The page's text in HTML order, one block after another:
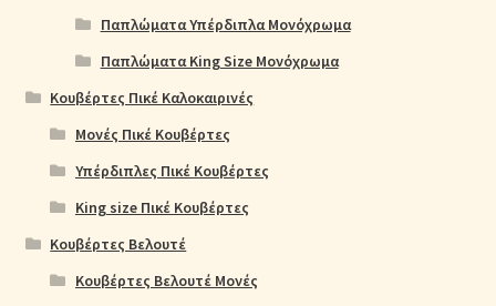
Παπλώματα Υπέρδιπλα Μονόχρωμα
Παπλώματα King Size Μονόχρωμα
Κουβέρτες Πικέ Καλοκαιρινές
Μονές Πικέ Κουβέρτες
Υπέρδιπλες Πικέ Κουβέρτες
King size Πικέ Κουβέρτες
Κουβέρτες Βελουτέ
Κουβέρτες Βελουτέ Μονές